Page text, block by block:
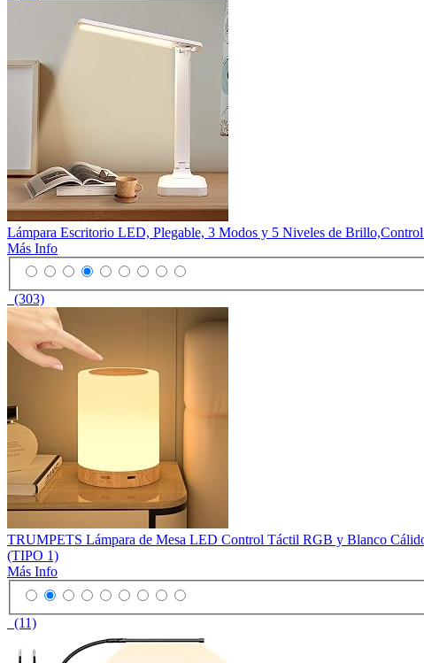
Lámpara Escritorio LED, Plegable, 3 Modos y 5 Niveles de
Más Info
(303)
TRUMPETS Lámpara de Mesa LED Control Táctil RGB y Blanco
(TIPO 1)
Más Info
(11)